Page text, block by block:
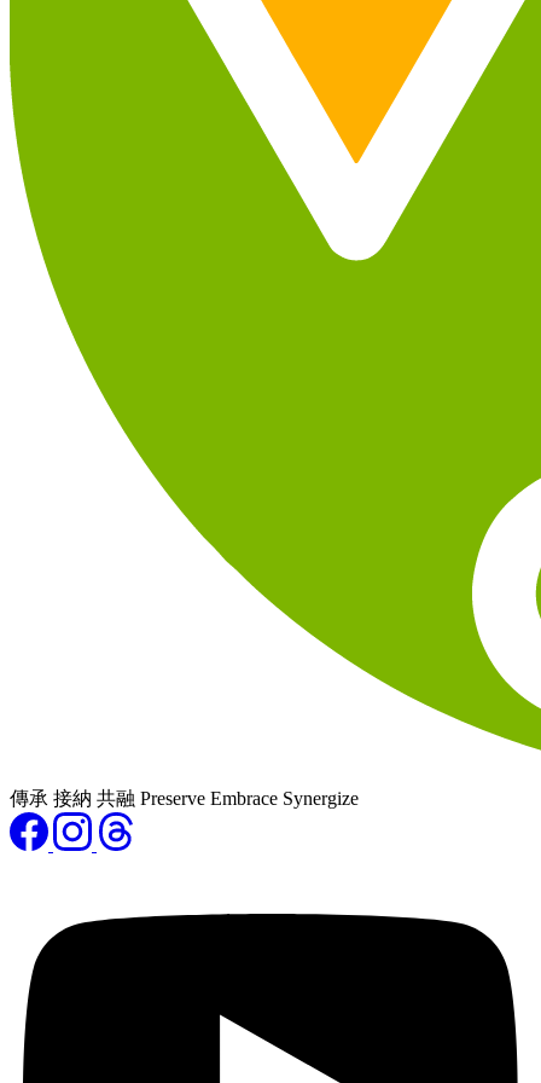
傳承 接納 共融 Preserve Embrace Synergize